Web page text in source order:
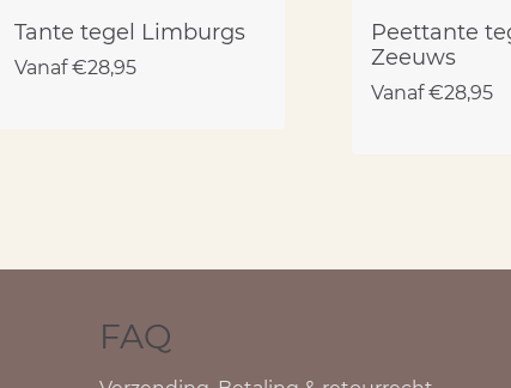
Tante tegel Limburgs
Vanaf €28,95
Peettante
Zeeuws
Vanaf €28,95
FAQ